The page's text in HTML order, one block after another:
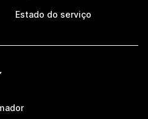
Estado do serviço